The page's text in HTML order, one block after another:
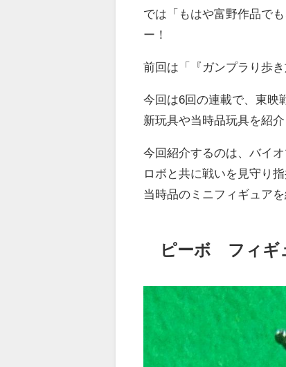
では「もはや富野作品で
ー！
前回は「『ガンプラり歩
今回は6回の連載で、東映
新玩具や当時品玩具を紹介
今回紹介するのは、バイ
ロボと共に戦いを見守り
当時品のミニフィギュアを
ピーボ フィギ